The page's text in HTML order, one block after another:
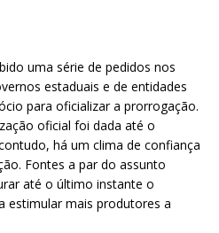
uma série de pedidos nos
estaduais e de entidades
para oficializar a prorrogação.
oficial foi dada até o
há um clima de confiança
Fontes a par do assunto
até o último instante o
estimular mais produtores a